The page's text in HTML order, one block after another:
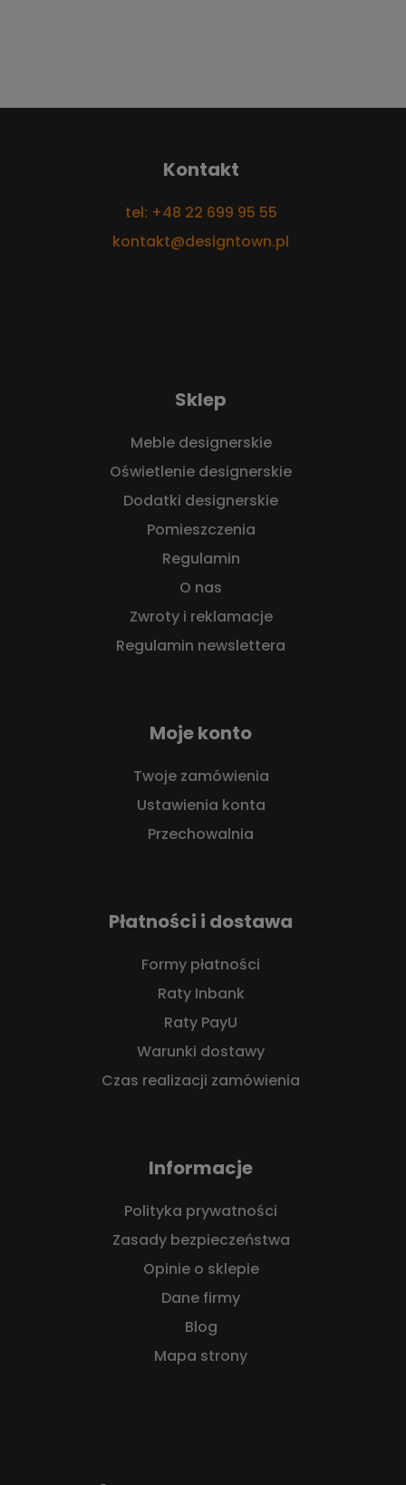
Kontakt
tel: +48 22 699 95 55
kontakt@designtown.pl
Sklep
Meble designerskie
Oświetlenie designerskie
Dodatki designerskie
Pomieszczenia
Regulamin
O nas
Zwroty i reklamacje
Regulamin newslettera
Moje konto
Twoje zamówienia
Ustawienia konta
Przechowalnia
Płatności i dostawa
Formy płatności
Raty Inbank
Raty PayU
Warunki dostawy
Czas realizacji zamówienia
Informacje
Polityka prywatności
Zasady bezpieczeństwa
Opinie o sklepie
Dane firmy
Blog
Mapa strony